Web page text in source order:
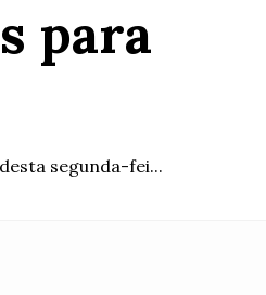
para
segunda-fei...